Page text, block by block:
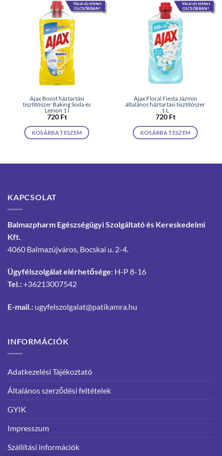
Vásárolj többet
OLCSÓBBAN!
Ajax Boost háztartási
tisztítószer Baking Soda és
Lemon 1 l
720 Ft
KOSÁRBA TESZEM
Vásárolj többet
OLCSÓBBAN!
Ajax Floral Fiesta Jázmin
általános háztartási tisztítószer
1 L
720 Ft
KOSÁRBA TESZEM
KAPCSOLAT
Balmazpharm Egészségügyi Szolgáltató és Kereskedelmi
Kft.
4060 Balmazújváros, Bocskai u. 2-4.
Ügyfélszolgálat elérhetősége: H-P 8-16
Tel.:+36213007542
E-mail.: ugyfelszolgalat@patikamra.hu
INFORMÁCIÓK
Adatkezelési Tájékoztató
Általános szerződési feltételek
GYIK
Impresszum
Szállítási információk